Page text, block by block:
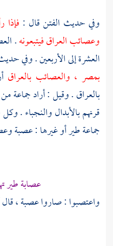
وفي حديث الفتن قال :
وعصائبالعراقفيتبعونه.
العشرة إلى الأربعين . وفي
بمصر ، والعصائب بالعراق
بالعراق. وقيل : أراد جماعة
قرنهم بالأبدال والنجباء .
جماعة طير أو غيرها : عصبة
عصابة طير
واعتصبوا : صاروا عصبة ، قال